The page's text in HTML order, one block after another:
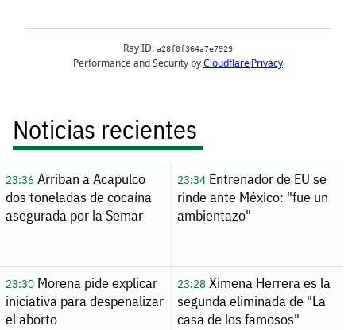
Noticias recientes
23:36Arriban a Acapulco
dos toneladas de cocaína
asegurada por la Semar
23:34Entrenador de EU se
rinde ante México: "fue un
ambientazo"
23:30Morena pide explicar
iniciativa para despenalizar
el aborto
23:28Ximena Herrera es la
segunda eliminada de "La
casa de los famosos"